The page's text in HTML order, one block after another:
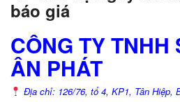
báo giá
CÔNG TY TNHH
ÂN PHÁT
Địa chỉ: 126/76, tổ 4, KP1, Tân Hiệp,